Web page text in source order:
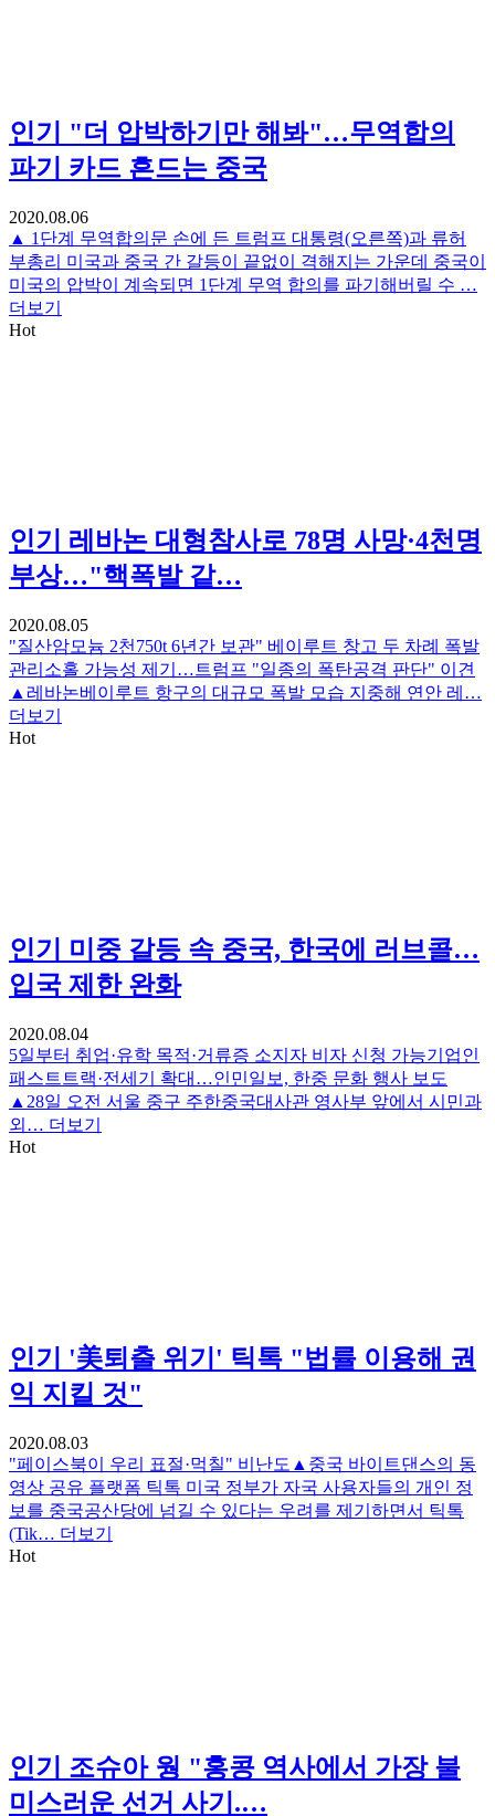
인기
"더 압박하기만 해봐"…무역합의
파기 카드 흔드는 중국
2020.08.06
▲ 1단계 무역합의문 손에 든 트럼프 대통령(오른쪽)과 류허
부총리 미국과 중국 간 갈등이 끝없이 격해지는 가운데 중국이
미국의 압박이 계속되면 1단계 무역 합의를 파기해버릴 수 …
더보기
Hot
인기
레바논 대형참사로 78명 사망·4천명
부상…"핵폭발 같…
2020.08.05
"질산암모늄 2천750t 6년간 보관" 베이루트 창고 두 차례 폭발
관리소홀 가능성 제기…트럼프 "일종의 폭탄공격 판단" 이견
▲레바논베이루트 항구의 대규모 폭발 모습 지중해 연안 레…
더보기
Hot
인기
미중 갈등 속 중국, 한국에 러브콜…
입국 제한 완화
2020.08.04
5일부터 취업·유학 목적·거류증 소지자 비자 신청 가능기업인
패스트트랙·전세기 확대…인민일보, 한중 문화 행사 보도
▲28일 오전 서울 중구 주한중국대사관 영사부 앞에서 시민과
외… 더보기
Hot
인기
'美퇴출 위기' 틱톡 "법률 이용해 권
익 지킬 것"
2020.08.03
"페이스북이 우리 표절·먹칠" 비난도▲중국 바이트댄스의 동
영상 공유 플랫폼 틱톡 미국 정부가 자국 사용자들의 개인 정
보를 중국공산당에 넘길 수 있다는 우려를 제기하면서 틱톡
(Tik… 더보기
Hot
인기
조슈아 웡 "홍콩 역사에서 가장 불
미스러운 선거 사기.…